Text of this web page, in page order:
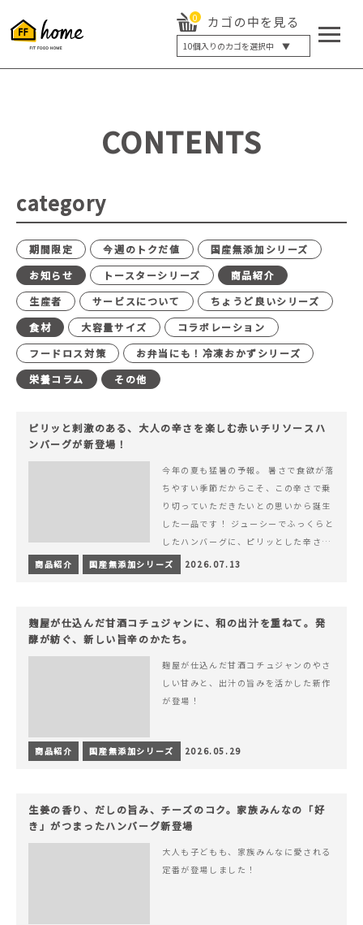
0 カゴの中を見る
10個入りのカゴを選択中 ▼
5個入り
20個入り
最大12%OFF
CONTENTS
category
期間限定 今週のトクだ値
国産無添加シリーズ
お知らせ
トースターシリーズ
商品紹介
生産者
サービスについて
ちょうど良いシリーズ
食材
大容量サイズ
コラボレーション
フードロス対策
お弁当にも！冷凍おかずシリーズ
栄養コラム
その他
ピリッと刺激のある、大人の辛さを楽しむ赤いチリソースハ
ンバーグが新登場！
今年の夏も猛暑の予報。 暑さで食欲が落
ちやすい季節だからこそ、この辛さで乗
り切っていただきたいとの思いから誕生
した一品です！ ジューシーでふっくらと
したハンバーグに、ピリッとした辛さと
コク深い旨みが楽しめる特製チリソース
&hellip; 続きを読む ピリッと刺激のあ
商品紹介 国産無添加シリーズ 2026.07.13
麹屋が仕込んだ甘酒コチュジャンに、和の出汁を重ねて。発
酵が紡ぐ、新しい旨辛のかたち。
麹屋が仕込んだ甘酒コチュジャンのやさ
しい甘みと、出汁の旨みを活かした新作
が登場！
商品紹介 国産無添加シリーズ 2026.05.29
生姜の香り、だしの旨み、チーズのコク。家族みんなの「好
き」がつまったハンバーグ新登場
大人も子どもも、家族みんなに愛される
定番が登場しました！